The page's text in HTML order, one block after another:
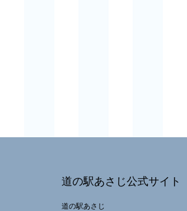
道の駅あさじ公式サイト
道の駅あさじ